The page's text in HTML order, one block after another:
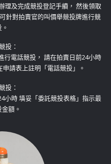
理及完成競投登記手續， 然後領取
針對拍賣官的叫價舉競投牌進行競
投：
行電話競投， 請在拍賣日前24小時
請表上註明「電話競投」。
投：
小時 填妥「委託競投表格」指示最
額。